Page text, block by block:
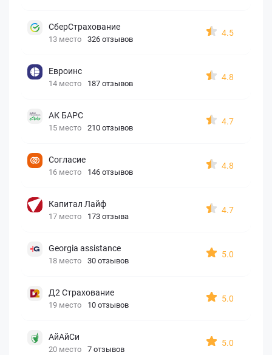
СберСтрахование
13 место 326 отзывов
4.5
Евроинс
14 место 187 отзывов
4.8
АК БАРС
15 место 210 отзывов
4.7
Согласие
16 место 146 отзывов
4.8
Капитал Лайф
17 место 173 отзыва
4.7
Georgia assistance
18 место 30 отзывов
5.0
Д2 Страхование
19 место 10 отзывов
5.0
АйАйСи
20 место 7 отзывов
5.0